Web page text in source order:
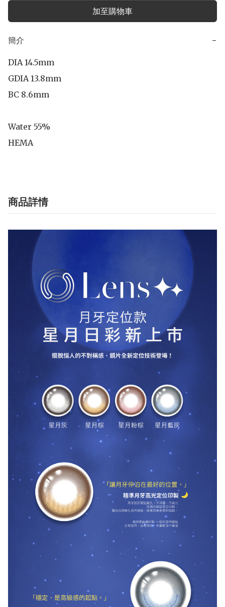
加至購物車
簡介 −
DIA 14.5mm
GDIA 13.8mm
BC 8.6mm
Water 55%
HEMA
商品詳情